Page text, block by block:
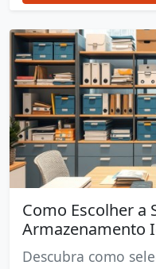
Como Escolher a
Armazenamento
Descubra como